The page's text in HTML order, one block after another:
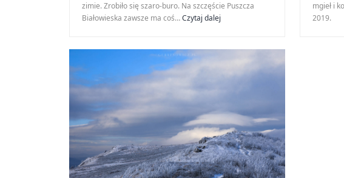
zimie. Zrobiło się szaro-buro. Na szczęście Puszcza
Białowieska zawsze ma coś…Czytaj dalej
mgieł i
2019.